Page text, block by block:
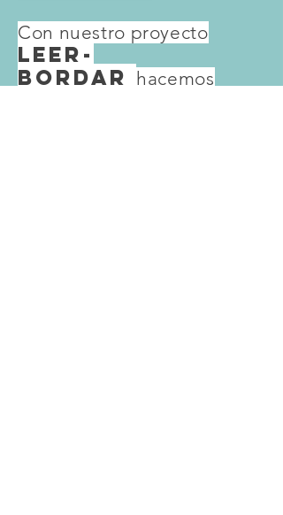
Con nuestro proyecto
leer-
bordar hacemos